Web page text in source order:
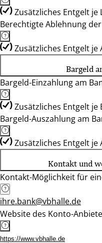
Zusätzliches Entgelt je
Berechtigte Ablehnung
Zusätzliches Entgelt je
Bargeld
Bargeld-Einzahlung am
Zusätzliches Entgelt je
Bargeld-Auszahlung am
Zusätzliches Entgelt je
Kontakt und
Kontakt-Möglichkeit für
ihre.bank@vbhalle.de
Website des Konto-
https://www.vbhalle.de